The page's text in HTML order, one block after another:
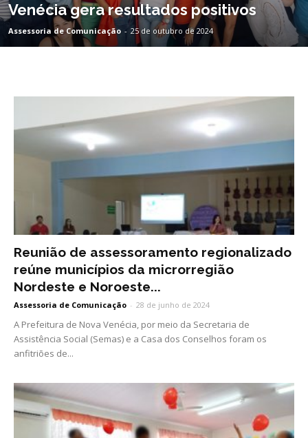
Venécia gera resultados positivos
Assessoria de Comunicação - 25 de outubro de 2024
Reunião de assessoramento regionalizado
reúne municípios da microrregião
Nordeste e Noroeste...
Assessoria de Comunicação - 28 de junho de 2024
A Prefeitura de Nova Venécia, por meio da Secretaria de
Assistência Social (Semas) e a Casa dos Conselhos foram os
anfitriões de...